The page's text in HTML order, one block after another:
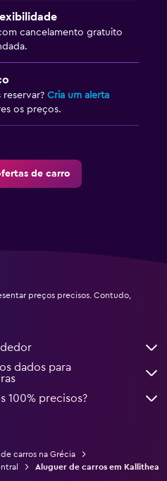
cancelamento gratuito
reservar? Cria um alerta
os preços.
de carro
preços precisos. Contudo,
dados para
100% precisos?
carros na Grécia
Aluguer de carros em Kallithea